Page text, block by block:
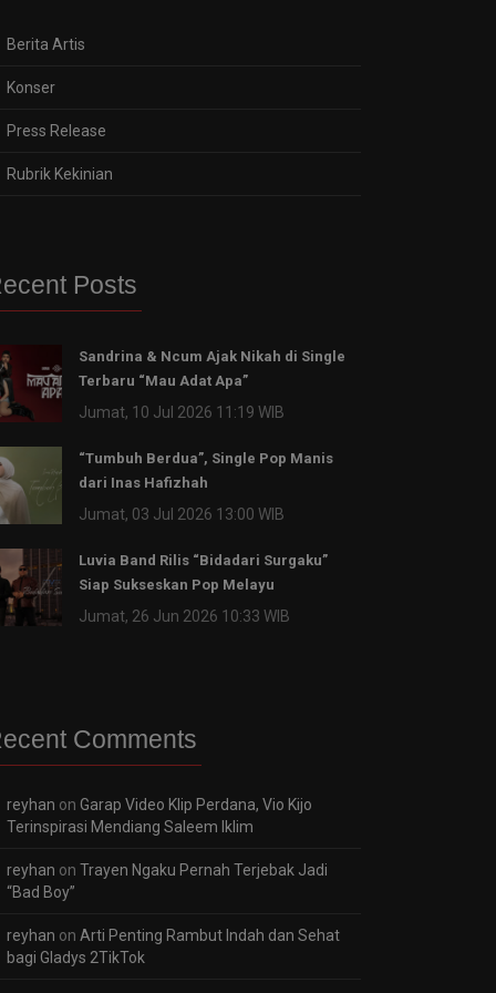
Berita Artis
Konser
Press Release
Rubrik Kekinian
Posts
Sandrina & Ncum Ajak Nikah di Single
Terbaru “Mau Adat Apa”
Jumat, 10 Jul 2026 11:19 WIB
“Tumbuh Berdua”, Single Pop Manis
dari Inas Hafizhah
Jumat, 03 Jul 2026 13:00 WIB
Luvia Band Rilis “Bidadari Surgaku”
Siap Sukseskan Pop Melayu
Jumat, 26 Jun 2026 10:33 WIB
Comments
reyhan on Garap Video Klip Perdana, Vio Kijo
Terinspirasi Mendiang Saleem Iklim
reyhan on Trayen Ngaku Pernah Terjebak Jadi
“Bad Boy”
reyhan on Arti Penting Rambut Indah dan Sehat
bagi Gladys 2TikTok